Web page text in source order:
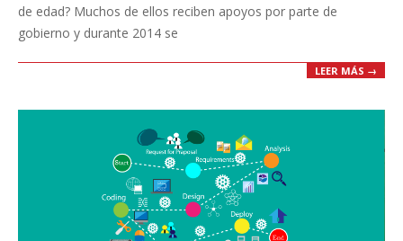
de edad? Muchos de ellos reciben apoyos por parte de
gobierno y durante 2014 se
LEER MÁS →